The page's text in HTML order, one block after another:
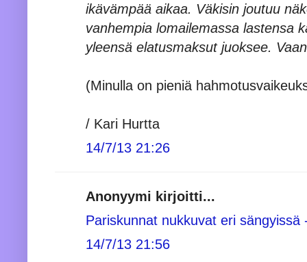
ikävämpää aikaa. Väkisin joutuu
vanhempia lomailemassa lastensa
yleensä elatusmaksut juoksee.
(Minulla on pieniä
/ Kari Hurtta
14/7/13 21:26
Anonyymi kirjoitti...
Pariskunnat nukkuvat eri sängyissä
14/7/13 21:56